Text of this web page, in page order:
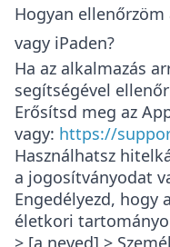
Hogyan
vagy iPaden?
Ha az alkalmazás
segítségével
Erősítsd meg az
vagy: https://
Használhatsz
a jogosítványodat
Engedélyezd, hogy
életkori
> [a neved] >